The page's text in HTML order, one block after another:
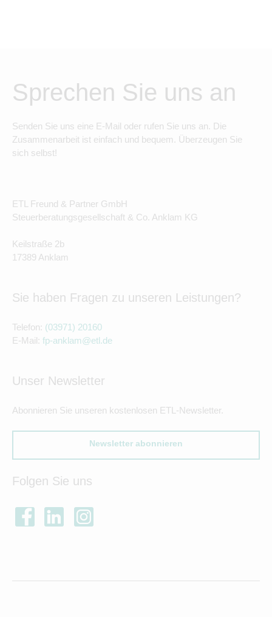
Sprechen Sie uns an
Senden Sie uns eine E-Mail oder rufen Sie uns an. Die
Zusammenarbeit ist einfach und bequem. Überzeugen Sie
sich selbst!
ETL Freund & Partner GmbH
Steuerberatungsgesellschaft & Co. Anklam KG
Keilstraße 2b
17389 Anklam
Sie haben Fragen zu unseren Leistungen?
Telefon: (03971) 20160
E-Mail: fp-anklam@etl.de
Unser Newsletter
Abonnieren Sie unseren kostenlosen ETL-Newsletter.
Newsletter abonnieren
Folgen Sie uns